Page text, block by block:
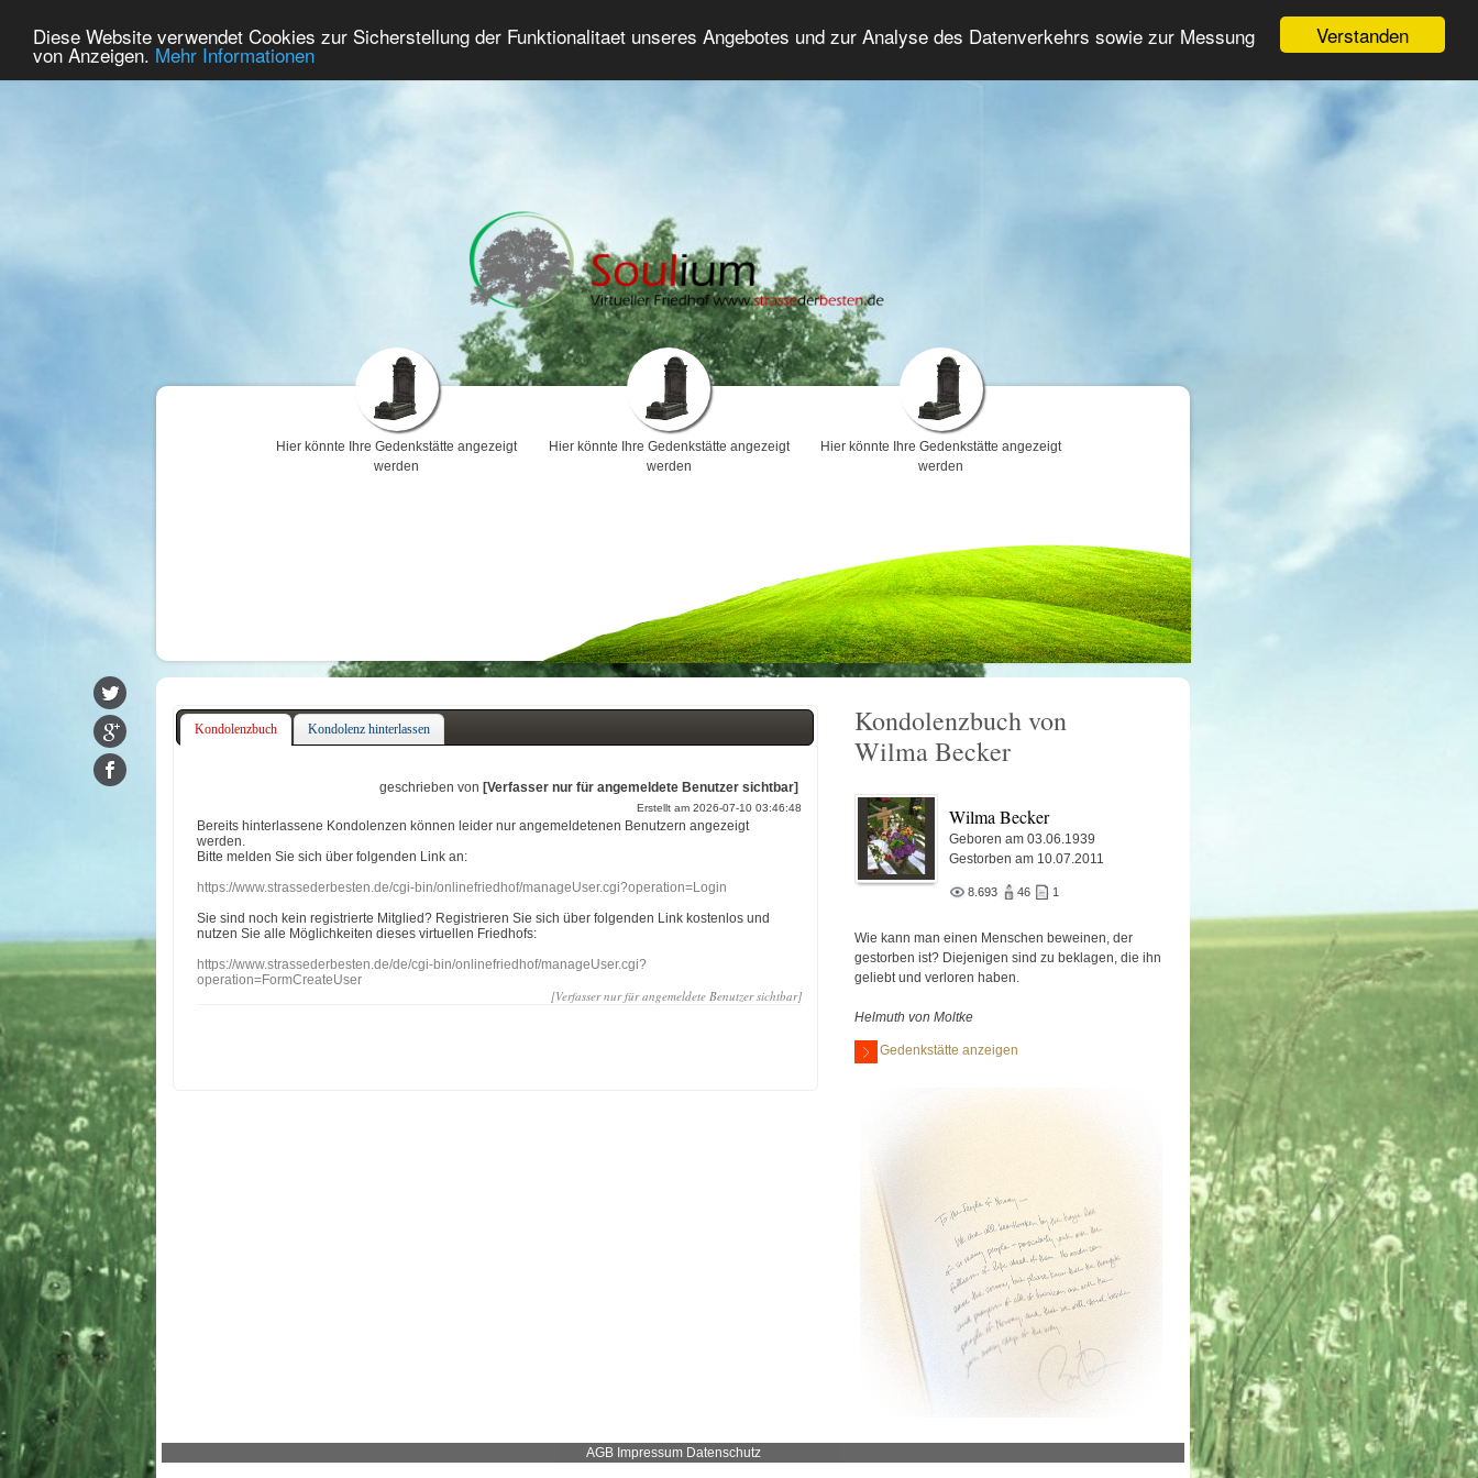
Verstanden
Diese Website verwendet Cookies zur Sicherstellung der Funktionalitaet unseres Angebotes und zur Analyse des Datenverkehrs sowie zur Messung
von Anzeigen. Mehr Informationen
Home Premium Gedenken Trauerforum Erweiterte Suche Anmelden
Hier könnte Ihre Gedenkstätte angezeigt
werden
Hier könnte Ihre Gedenkstätte angezeigt
werden
Hier könnte Ihre Gedenkstätte angezeigt
werden
Kondolenzbuch Kondolenz hinterlassen
geschrieben von [Verfasser nur für angemeldete Benutzer sichtbar]
Erstellt am 2026-07-10 03:46:48
Bereits hinterlassene Kondolenzen können leider nur angemeldetenen Benutzern angezeigt
werden.
Bitte melden Sie sich über folgenden Link an:
https://www.strassederbesten.de/cgi-bin/onlinefriedhof/manageUser.cgi?operation=Login
Sie sind noch kein registrierte Mitglied? Registrieren Sie sich über folgenden Link kostenlos und
nutzen Sie alle Möglichkeiten dieses virtuellen Friedhofs:
https://www.strassederbesten.de/de/cgi-bin/onlinefriedhof/manageUser.cgi?
operation=FormCreateUser
[Verfasser nur für angemeldete Benutzer sichtbar]
Kondolenzbuch von
Wilma Becker
Wilma Becker
Geboren am 03.06.1939
Gestorben am 10.07.2011
8.693 46 1
Wie kann man einen Menschen beweinen, der
gestorben ist? Diejenigen sind zu beklagen, die ihn
geliebt und verloren haben.
Helmuth von Moltke
Gedenkstätte anzeigen
AGB Impressum Datenschutz